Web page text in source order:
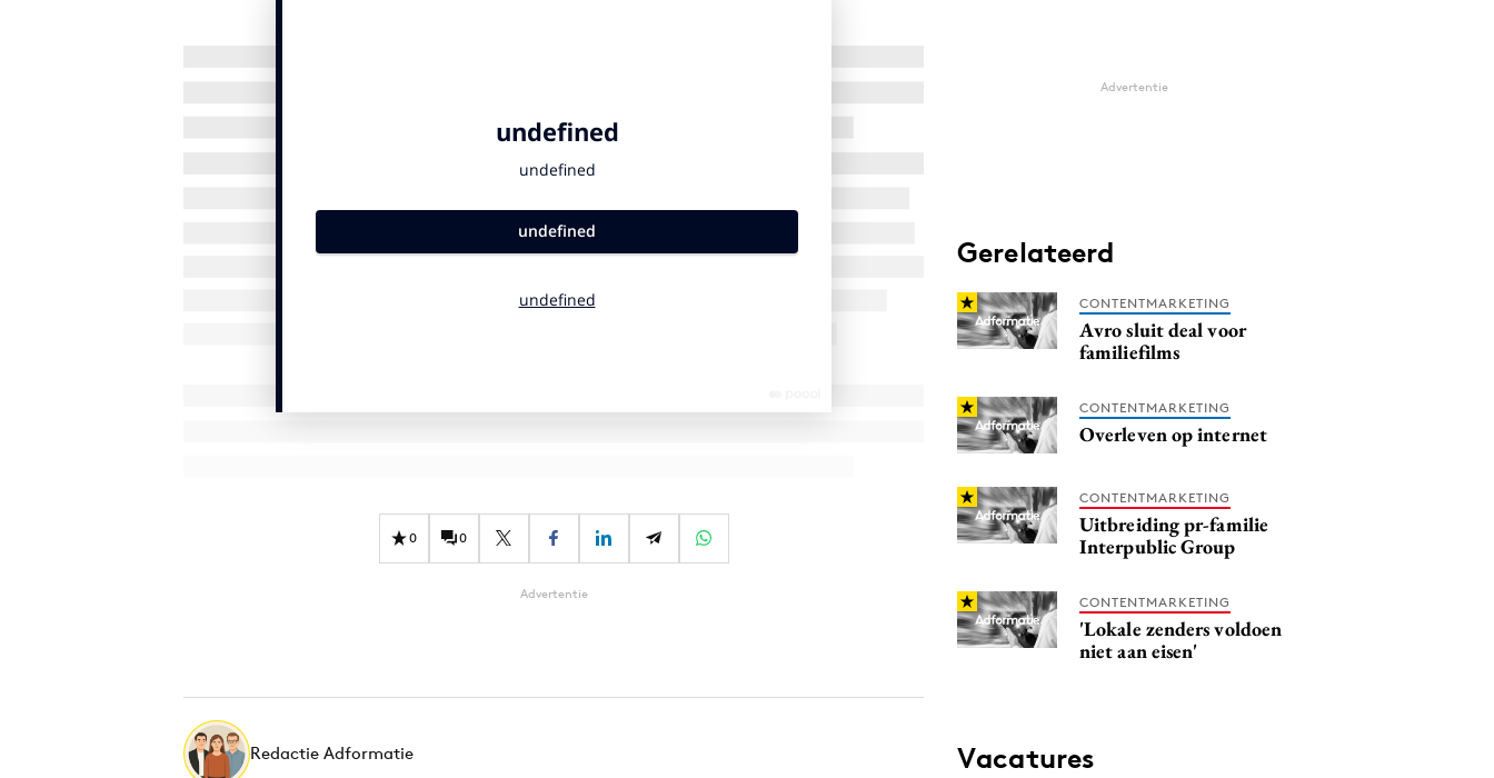
0 0
Advertentie
Redactie Adformatie
Advertentie
Gerelateerd
CONTENTMARKETING
Avro sluit deal voor
familiefilms
CONTENTMARKETING
Overleven op internet
CONTENTMARKETING
Uitbreiding pr-familie
Interpublic Group
CONTENTMARKETING
'Lokale zenders voldoen
niet aan eisen'
Vacatures